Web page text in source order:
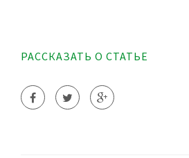
РАССКАЗАТЬ О СТАТЬЕ